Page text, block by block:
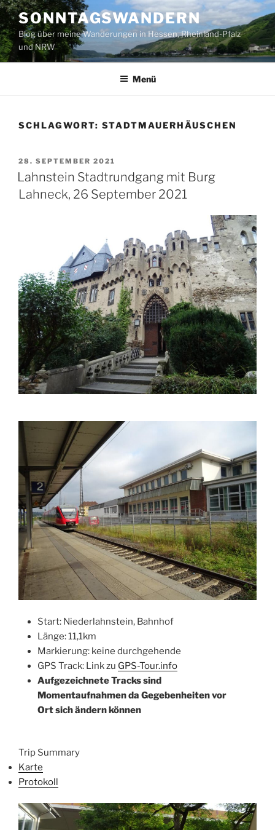
Zum
Inhalt
springen
SONNTAGSWANDERN
Blog über meine Wanderungen in Hessen, Rheinland-Pfalz
und NRW
Menü
SCHLAGWORT: STADTMAUERHÄUSCHEN
VERÖFFENTLICHT
AM
28. SEPTEMBER 2021
Lahnstein Stadtrundgang mit Burg
Lahneck, 26 September 2021
Start: Niederlahnstein, Bahnhof
Länge: 11,1km
Markierung: keine durchgehende
GPS Track: Link zu GPS-Tour.info
Aufgezeichnete Tracks sind
Momentaufnahmen da Gegebenheiten vor
Ort sich ändern können
Trip Summary
Karte
Protokoll